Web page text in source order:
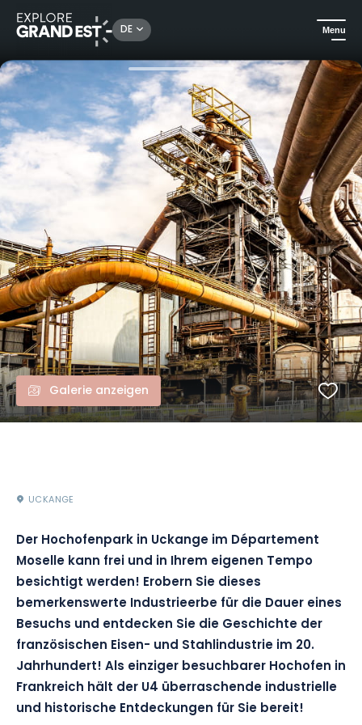
DE Menu
Sehenswertes in der Region Grand Est Freie Besichtigung des Hochofens
Galerie anzeigen
UCKANGE
Der Hochofenpark in Uckange im Département
Moselle kann frei und in Ihrem eigenen Tempo
besichtigt werden! Erobern Sie dieses
bemerkenswerte Industrieerbe für die Dauer eines
Besuchs und entdecken Sie die Geschichte der
französischen Eisen- und Stahlindustrie im 20.
Jahrhundert! Als einziger besuchbarer Hochofen in
Frankreich hält der U4 überraschende industrielle
und historische Entdeckungen für Sie bereit!